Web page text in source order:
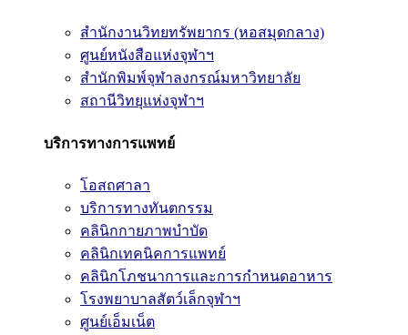
สำนักงานวิทยทรัพยากร (หอสมุดกลาง)
ศูนย์หนังสือแห่งจุฬาฯ
สำนักพิมพ์จุฬาลงกรณ์มหาวิทยาลัย
สถานีวิทยุแห่งจุฬาฯ
บริการทางการแพทย์
โอสถศาลา
บริการทางทันตกรรม
คลินิกกายภาพบำบัด
คลินิกเทคนิคการแพทย์
คลินิกโภชนาการและการกำหนดอาหาร
โรงพยาบาลสัตว์เล็กจุฬาฯ
ศูนย์เอ็มเน็ต